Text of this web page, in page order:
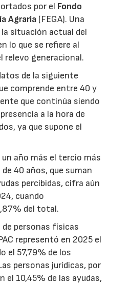
por el Fondo
Agraria (FEGA). Una
situación actual del
lo que se refiere al
relevo generacional.
de la siguiente
comprende entre 40 y
que continúa siendo
a la hora de
ya que supone el
año más el tercio más
40 años, que suman
percibidas, cifra aún
cuando
del total.
de personas físicas
representó en 2025 el
el 57,79% de los
personas jurídicas, por
el 10,45% de las ayudas,